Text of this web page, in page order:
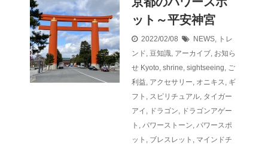
ット～平安神宮
2022/02/08 NEWS, トレ
ンド, 豆知識, アーカイブ, お知ら
せ Kyoto, shrine, sightseeing, ご
利益, アクセサリー, オニキス, ギ
フト , スピリチュアル, タイガー
アイ , ドラゴン, ドラゴンアゲー
ト , パワーストーン, パワースポ
ット , ブレスレット , マインドチ